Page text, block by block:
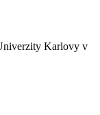
Karlovy v